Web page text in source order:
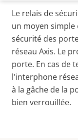
Le relais de
un moyen
sécurité des
réseau Axis. Le
porte. En cas de
l'interphone
à la gâche de la
bien verrouillée.